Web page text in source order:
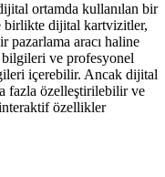
ortamda kullanılan bir
birlikte dijital kartvizitler,
pazarlama aracı haline
ve profesyonel
içerebilir. Ancak dijital
fazla özelleştirilebilir ve
özellikler